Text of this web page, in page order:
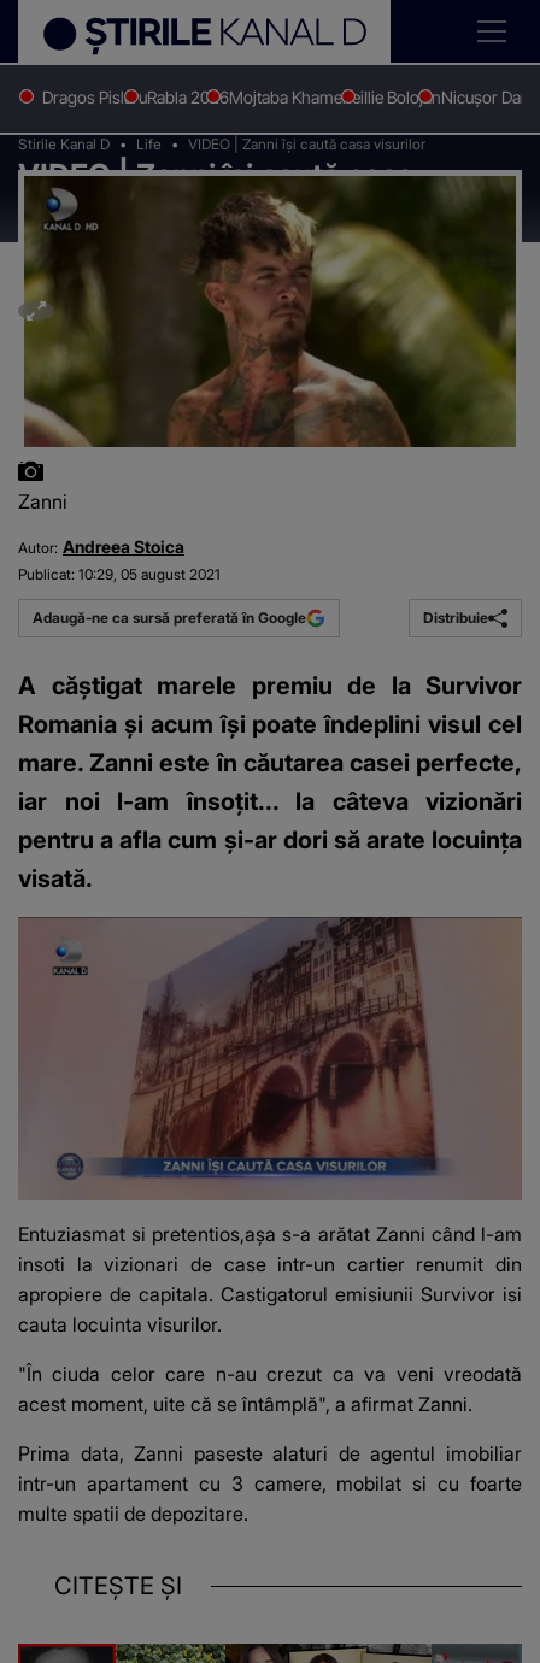
Dragos PislaruRabla 2026Mojtaba KhameneiIlie BolojanNicușor Dan
Stirile Kanal D Life VIDEO | Zanni îşi caută casa visurilor
VIDEO | Zanni îşi caută casa
visurilor
Zanni
Autor: Andreea Stoica
Publicat: 10:29, 05 august 2021
Adaugă-ne ca sursă preferată în Google Distribuie
A căștigat marele premiu de la Survivor
Romania și acum își poate îndeplini visul cel
mare. Zanni este în căutarea casei perfecte,
iar noi l-am însoțit... la câteva vizionări
pentru a afla cum și-ar dori să arate locuința
visată.
Entuziasmat si pretentios,așa s-a arătat Zanni când l-am
insoti la vizionari de case intr-un cartier renumit din
apropiere de capitala. Castigatorul emisiunii Survivor isi
cauta locuinta visurilor.
"În ciuda celor care n-au crezut ca va veni vreodată
acest moment, uite că se întâmplă", a afirmat Zanni.
Prima data, Zanni paseste alaturi de agentul imobiliar
intr-un apartament cu 3 camere, mobilat si cu foarte
multe spatii de depozitare.
CITEȘTE ȘI